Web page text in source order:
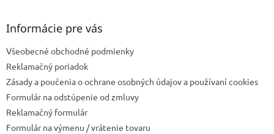
Informácie pre vás
Všeobecné obchodné podmienky
Reklamačný poriadok
Zásady a poučenia o ochrane osobných údajov a používaní cookies
Formulár na odstúpenie od zmluvy
Reklamačný formulár
Formulár na výmenu / vrátenie tovaru